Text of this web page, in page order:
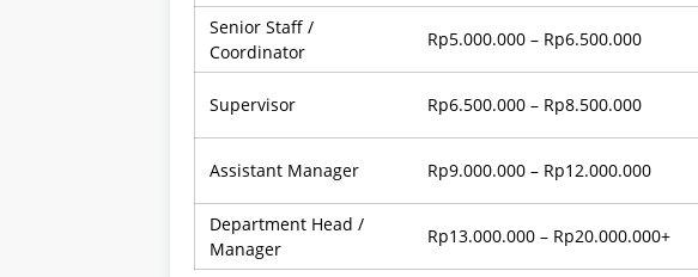
Senior Staff /
Coordinator
Rp5.000.000 – Rp6.500.000
Supervisor Rp6.500.000 – Rp8.500.000
Assistant Manager Rp9.000.000 – Rp12.000.000
Department Head /
Manager
Rp13.000.000 – Rp20.000.000+